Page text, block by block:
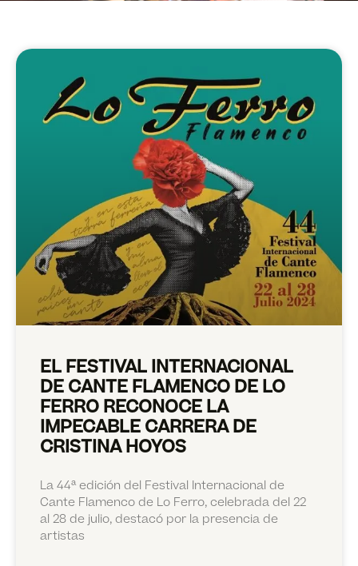
EL FESTIVAL INTERNACIONAL
DE CANTE FLAMENCO DE LO
FERRO RECONOCE LA
IMPECABLE CARRERA DE
CRISTINA HOYOS
La 44ª edición del Festival Internacional de
Cante Flamenco de Lo Ferro, celebrada del 22
al 28 de julio, destacó por la presencia de
artistas